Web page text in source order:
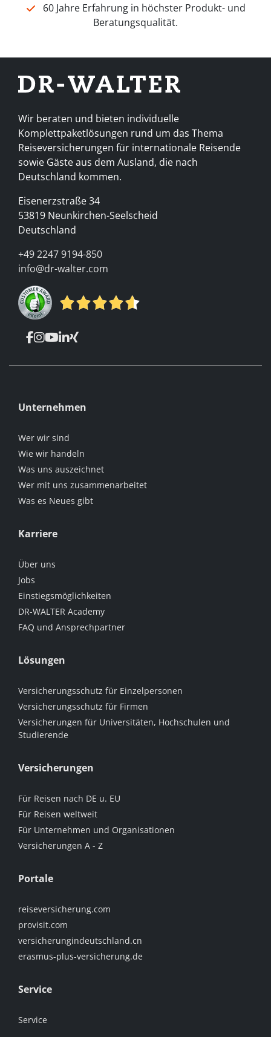
60 Jahre Erfahrung in höchster Produkt- und
Beratungsqualität.
Wir beraten und bieten individuelle
Komplettpaketlösungen rund um das Thema
Reiseversicherungen für internationale Reisende
sowie Gäste aus dem Ausland, die nach
Deutschland kommen.
Eisenerzstraße 34
53819 Neunkirchen-Seelscheid
Deutschland
+49 2247 9194-850
info@dr-walter.com
Unternehmen
Wer wir sind
Wie wir handeln
Was uns auszeichnet
Wer mit uns zusammenarbeitet
Was es Neues gibt
Karriere
Über uns
Jobs
Einstiegsmöglichkeiten
DR-WALTER Academy
FAQ und Ansprechpartner
Lösungen
Versicherungsschutz für Einzelpersonen
Versicherungsschutz für Firmen
Versicherungen für Universitäten, Hochschulen und
Studierende
Versicherungen
Für Reisen nach DE u. EU
Für Reisen weltweit
Für Unternehmen und Organisationen
Versicherungen A - Z
Portale
reiseversicherung.com
provisit.com
versicherungindeutschland.cn
erasmus-plus-versicherung.de
Service
Service